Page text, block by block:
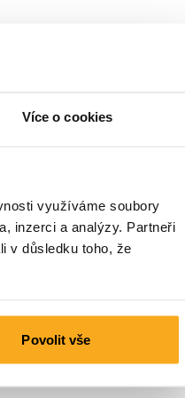
Více o cookies
využíváme soubory
inzerci a analýzy. Partneři
v důsledku toho, že
Povolit vše